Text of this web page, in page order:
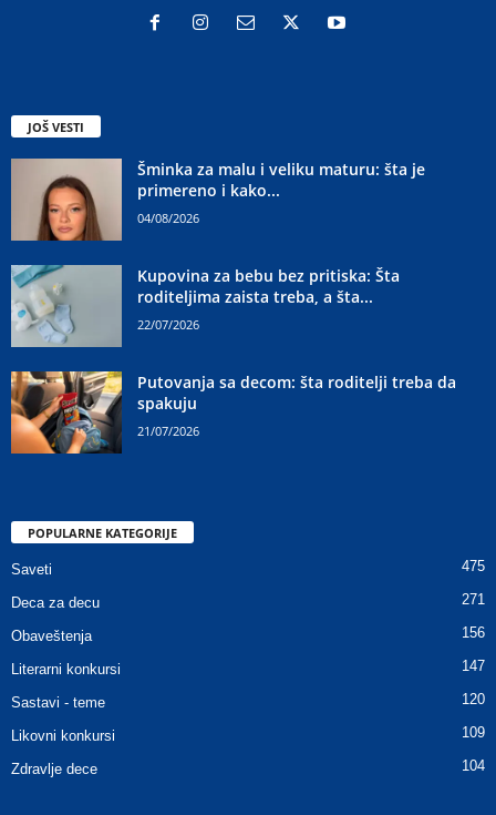
JOŠ VESTI
Šminka za malu i veliku maturu: šta je
primereno i kako...
04/08/2026
Kupovina za bebu bez pritiska: Šta
roditeljima zaista treba, a šta...
22/07/2026
Putovanja sa decom: šta roditelji treba da
spakuju
21/07/2026
POPULARNE KATEGORIJE
Saveti 475
Deca za decu 271
Obaveštenja 156
Literarni konkursi 147
Sastavi - teme 120
Likovni konkursi 109
Zdravlje dece 104